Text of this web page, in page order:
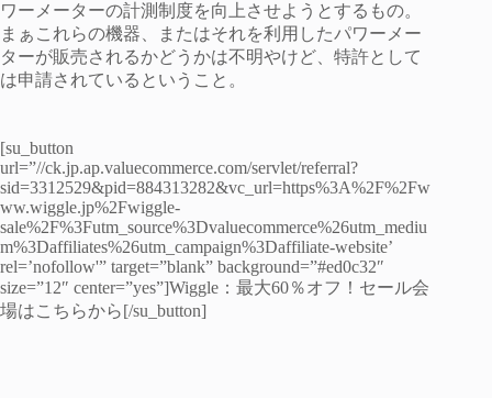
ワーメーターの計測制度を向上させようとするもの。
まぁこれらの機器、またはそれを利用したパワーメー
ターが販売されるかどうかは不明やけど、特許として
は申請されているということ。
[su_button
url=”//ck.jp.ap.valuecommerce.com/servlet/referral?
sid=3312529&pid=884313282&vc_url=https%3A%2F%2Fw
ww.wiggle.jp%2Fwiggle-
sale%2F%3Futm_source%3Dvaluecommerce%26utm_mediu
m%3Daffiliates%26utm_campaign%3Daffiliate-website’
rel=’nofollow'” target=”blank” background=”#ed0c32″
size=”12″ center=”yes”]Wiggle：最大60％オフ！セール会
場はこちらから[/su_button]